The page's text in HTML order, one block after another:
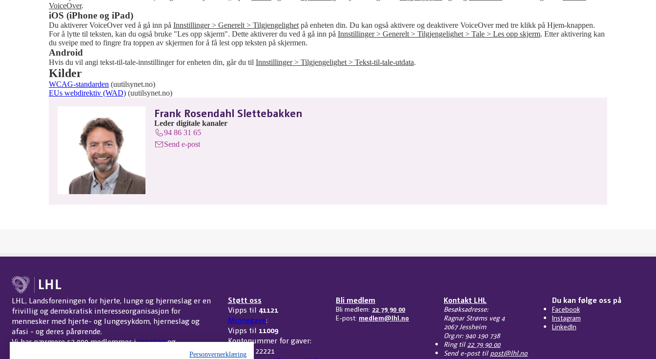
VoiceOver.
iOS (iPhone og iPad)
Du aktiverer VoiceOver ved å gå inn på Innstillinger > Generelt > Tilgjengelighet på enheten din. Du kan også aktivere og deaktivere VoiceOver med tre klikk på Hjem-knappen.
For å lytte til teksten, kan du også bruke "Les opp skjerm". Dette aktiverer du ved å gå inn på Innstillinger > Generelt > Tilgjengelighet > Tale > Les opp skjerm. Etter aktivering kan
du sveipe med to fingre fra toppen av skjermen for å få lest opp teksten på skjermen.
Android
Hvis du vil angi tekst-til-tale-innstillinger for enheten din, går du til Innstillinger > Tilgjengelighet > Tekst-til-tale-utdata.
Kilder
WCAG-standarden (uutilsynet.no)
EUs webdirektiv (WAD) (uutilsynet.no)
Frank Rosendahl Slettebakken
Leder digitale kanaler
94 86 31 65
Send e-post
LHL, Landsforeningen for hjerte, lunge og hjerneslag er en
frivillig og demokratisk interesseorganisasjon for
mennesker med hjerte- og lungesykdom, hjerneslag og
afasi - og deres pårørende.
Vi har nærmere 52 000 medlemmer ilokallagog
Støtt oss
Vipps til 41121
Minnegave:
Vipps til 11009
Kontonummer for gaver:
3207 32 22221
Bli medlem
Bli medlem: 22 79 90 00
E-post: medlem@lhl.no
Kontakt LHL
Besøksadresse:
Ragnar Strøms veg 4
2067 Jessheim
Org.nr: 940 190 738
Ring til 22 79 90 00
Send e-post til post@lhl.no
Du kan følge oss på
Facebook
Instagram
LinkedIn
Personvernerklæring